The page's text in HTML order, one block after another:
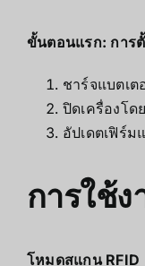
ขั้นตอนแรก: การ
ชาร์จแบตเ
ปิดเครื่องโด
อัปเดตเฟิร์ม
การใช้
โหมดสแกน RFID